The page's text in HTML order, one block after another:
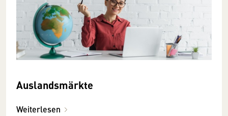
Auslandsmärkte
Weiterlesen